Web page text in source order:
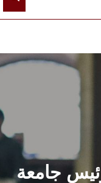
الرئيسيـة
القطاعـات
الشئون الأكاديمية
جامعة